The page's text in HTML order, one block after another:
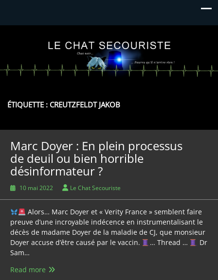
Le Chat Secouriste
Chat Noir… Pourvu qu'il n'arrive rien
ÉTIQUETTE : CREUTZFELDT JAKOB
Marc Doyer : En plein processus
de deuil ou bien horrible
désinformateur ?
10 mai 2022 Le Chat Secouriste
Alors… Marc Doyer et « Verity France » semblent faire
preuve d’une incroyable indécence en instrumentalisant le
décès de madame Doyer de la maladie de CJ, que monsieur
Doyer accuse d’être causé par le vaccin.
… Thread …
Dr
Sam…
Read more Marc